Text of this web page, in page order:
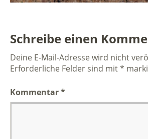
Schreibe einen
Deine E-Mail-Adresse wird nicht
Erforderliche Felder sind mit*
Kommentar*